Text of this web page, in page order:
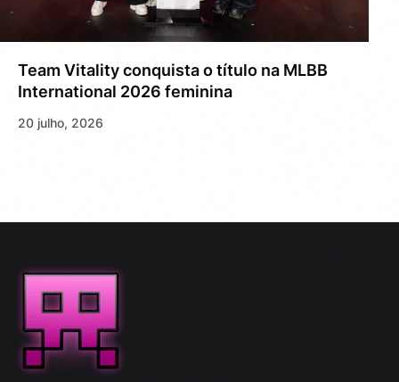
Team Vitality conquista o título na MLBB
International 2026 feminina
20 julho, 2026